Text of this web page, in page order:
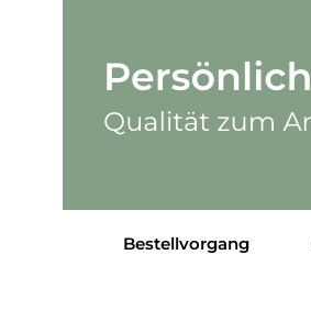
Bestellvorgang